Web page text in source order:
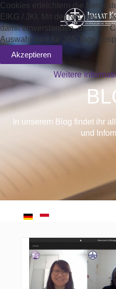
In unserem Blog findet ihr
und
Cookies erleichtern die
EIKG / JKI. Mit der Nutzung
damit einverstanden, dass wir
Auswahl wird für 365 Tage
Akzeptieren
Weitere